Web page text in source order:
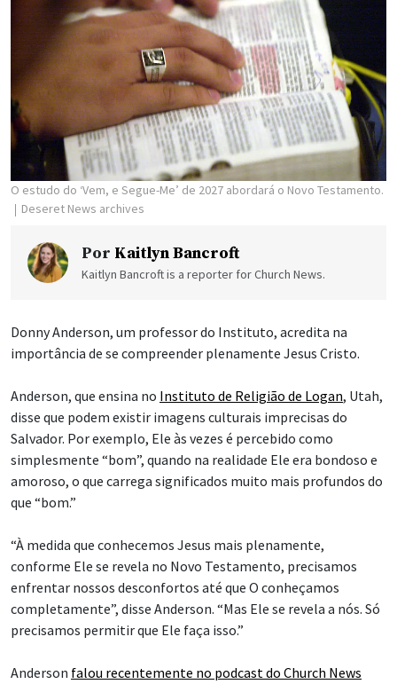
O estudo do ‘Vem, e Segue-Me’ de 2027 abordará o Novo Testamento.
Deseret News archives
Por Kaitlyn Bancroft
Kaitlyn Bancroft is a reporter for Church News.
Donny Anderson, um professor do Instituto, acredita na
importância de se compreender plenamente Jesus Cristo.
Anderson, que ensina no Instituto de Religião de Logan, Utah,
disse que podem existir imagens culturais imprecisas do
Salvador. Por exemplo, Ele às vezes é percebido como
simplesmente “bom”, quando na realidade Ele era bondoso e
amoroso, o que carrega significados muito mais profundos do
que “bom.”
“À medida que conhecemos Jesus mais plenamente,
conforme Ele se revela no Novo Testamento, precisamos
enfrentar nossos desconfortos até que O conheçamos
completamente”, disse Anderson. “Mas Ele se revela a nós. Só
precisamos permitir que Ele faça isso.”
Anderson falou recentemente no podcast do Church News